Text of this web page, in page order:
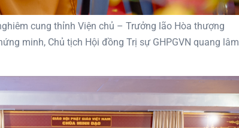
cung thỉnh Viện chủ – Trưởng lão Hòa thượng
minh, Chủ tịch Hội đồng Trị sự GHPGVN quang lâm